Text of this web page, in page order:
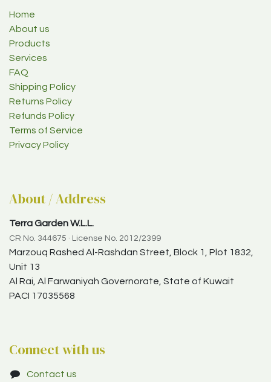
Home
About us
Products
Services
FAQ
Shipping Policy
Returns Policy
Refunds Policy
Terms of Service
Privacy Policy
About / Address
Terra Garden W.L.L.
CR No. 344675 · License No. 2012/2399
Marzouq Rashed Al-Rashdan Street, Block 1, Plot 1832,
Unit 13
Al Rai, Al Farwaniyah Governorate, State of Kuwait
PACI 17035568
Connect with us
Contact us